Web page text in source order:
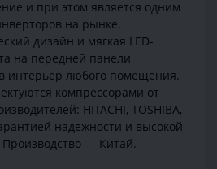
и при этом является одним
на рынке.
дизайн и мягкая LED-
на передней панели
интерьер любого помещения.
компрессорами от
HITACHI, TOSHIBA,
надежности и высокой
— Китай.